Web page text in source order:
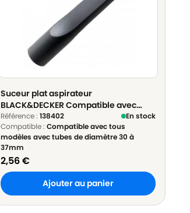
Suceur plat aspirateur
BLACK&DECKER Compatible avec
tous modèles avec tubes de
diamètre 30 à 37mm - Diamètre
35mm
Référence :138402
En stock
Compatible :Compatible avec tous
modèles avec tubes de diamètre 30 à
37mm
2,56€
Ajouter au panier